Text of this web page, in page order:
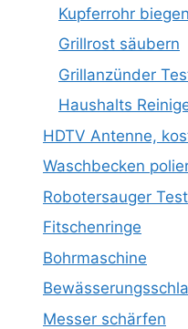
Kupferrohr biegen
Grillrost säubern
Grillanzünder
Haushalts
HDTV Antenne,
Waschbecken
Robotersauger Test
Fitschenringe
Bohrmaschine
Messer schärfen